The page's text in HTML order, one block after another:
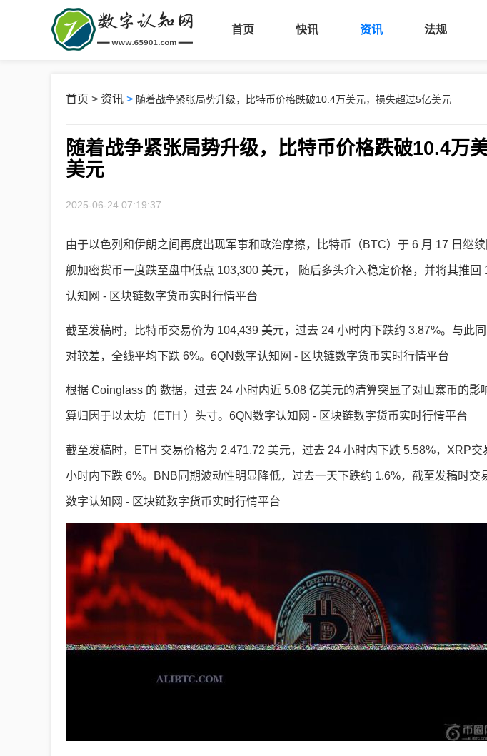
首页 快讯 资讯 法规
首页 > 资讯 > 随着战争紧张局势升级，比特币价格跌破10.4万美元，损失超过5亿美元
随着战争紧张局势升级，比特币价格跌破10.4万
美元
2025-06-24 07:19:37
由于以色列和伊朗之间再度出现军事和政治摩擦，比特币（BTC）于 6 月 17 日继
舰加密货币一度跌至盘中低点 103,300 美元， 随后多头介入稳定价格，并将其推回
认知网 - 区块链数字货币实时行情平台
截至发稿时，比特币交易价为 104,439 美元，过去 24 小时内下跌约 3.87%。与此
对较差，全线平均下跌 6%。6QN数字认知网 - 区块链数字货币实时行情平台
根据 Coinglass 的 数据，过去 24 小时内近 5.08 亿美元的清算突显了对山寨币的影
算归因于以太坊（ETH ）头寸。6QN数字认知网 - 区块链数字货币实时行情平台
截至发稿时，ETH 交易价格为 2,471.72 美元，过去 24 小时内下跌 5.58%，XRP
小时内下跌 6%。BNB同期波动性明显降低，过去一天下跌约 1.6%，截至发稿时交
数字认知网 - 区块链数字货币实时行情平台